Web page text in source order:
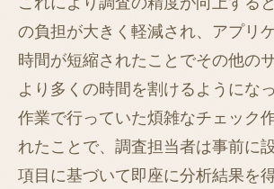
の負担が大きく軽減され、アプリ
時間が短縮されたことでその他の
より多くの時間を割けるようにな
作業で行っていた煩雑なチェック
れたことで、調査担当者は事前に
項目に基づいて即座に分析結果を